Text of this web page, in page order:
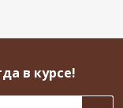
в курсе!